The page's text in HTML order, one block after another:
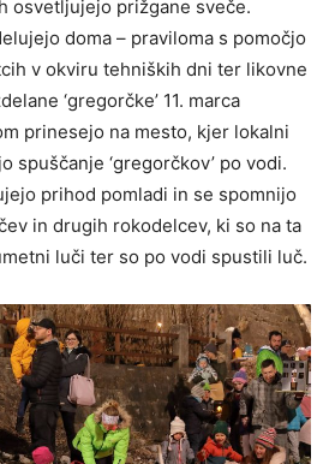
osvetljujejo prižgane sveče.
doma – praviloma s pomočjo
v okviru tehniških dni ter likovne
‘gregorčke’ 11. marca
prinesejo na mesto, kjer lokalni
spuščanje ‘gregorčkov’ po vodi.
prihod pomladi in se spomnijo
in drugih rokodelcev, ki so na ta
luči ter so po vodi spustili luč.